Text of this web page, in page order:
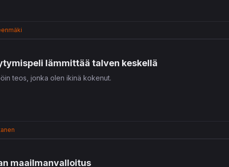
lämmittää talven keskellä
teos, jonka olen ikinä kokenut.
maailmanvalloitus